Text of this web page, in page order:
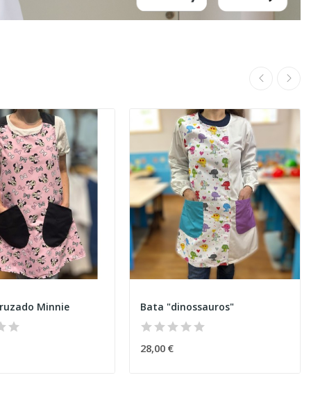
Minnie Bata "dinossauros"
28,00 €